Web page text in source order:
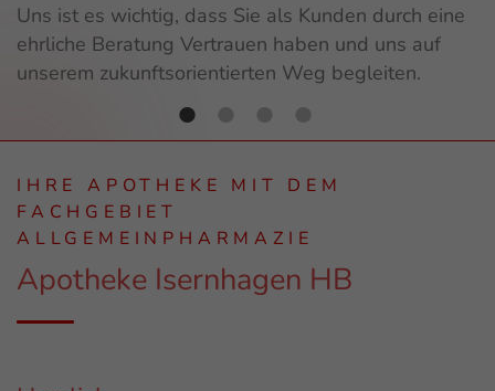
Uns ist es wichtig, dass Sie als Kunden durch eine
ehrliche Beratung Vertrauen haben und uns auf
unserem zukunftsorientierten Weg begleiten.
IHRE APOTHEKE MIT DEM
FACHGEBIET
ALLGEMEINPHARMAZIE
Apotheke Isernhagen HB